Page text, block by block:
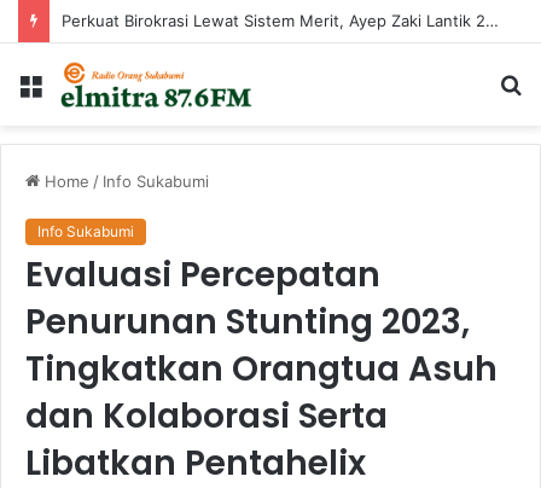
Perkuat Birokrasi Lewat Sistem Merit, Ayep Zaki Lantik 24 Pejabat
Menu
Home / Info Sukabumi
Info Sukabumi
Evaluasi Percepatan
Penurunan Stunting 2023,
Tingkatkan Orangtua Asuh
dan Kolaborasi Serta
Libatkan Pentahelix